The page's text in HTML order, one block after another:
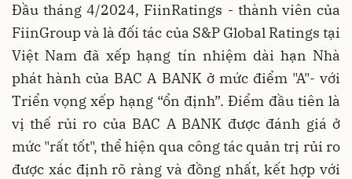
Đầu tháng 4/2024, FiinRatings - thành viên của
FiinGroup và là đối tác của S&P Global Ratings tại
Việt Nam đã xếp hạng tín nhiệm dài hạn Nhà
phát hành của BAC A BANK ở mức điểm "A"- với
Triển vọng xếp hạng “ổn định”. Điểm đầu tiên là
vị thế rủi ro của BAC A BANK được đánh giá ở
mức "rất tốt", thể hiện qua công tác quản trị rủi ro
được xác định rõ ràng và đồng nhất, kết hợp với